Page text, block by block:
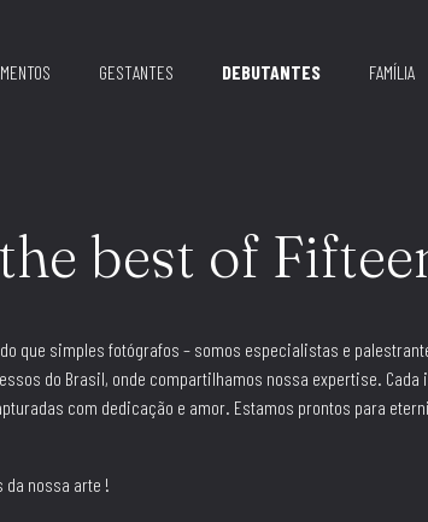
GESTANTES DEBUTANTES FAMÍLIA
best of
que simples fotógrafos – somos especialistas e
do Brasil, onde compartilhamos nossa expertise.
com dedicação e amor. Estamos prontos para
da nossa arte !